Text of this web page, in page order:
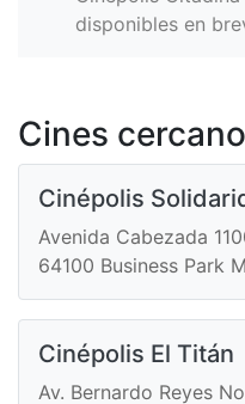
disponibles en
Cines
Cinépolis
Avenida Cabezada
64100 Business Park
Cinépolis El Titán
Av. Bernardo Reyes